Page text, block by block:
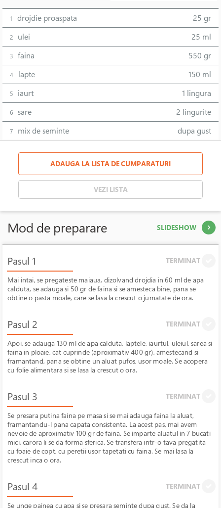
1 drojdie proaspata 25 gr
2 ulei 25 ml
3 faina 550 gr
4 lapte 150 ml
5 iaurt 1 lingura
6 sare 2 lingurite
7 mix de seminte dupa gust
ADAUGA LA LISTA DE CUMPARATURI
VEZI LISTA
Mod de preparare SLIDESHOW
Pasul 1 TERMINAT
Mai intai, se pregateste maiaua, dizolvand drojdia in 60 ml de apa
calduta, se adauga si 50 gr de faina si se amesteca bine, pana se
obtine o pasta moale, care se lasa la crescut o jumatate de ora.
Pasul 2 TERMINAT
Apoi, se adauga 130 ml de apa calduta, laptele, iaurtul, uleiul, sarea si
faina in ploaie, cat cuprinde (aproximativ 400 gr), amestecand si
framantand, pana se obtine un aluat pufos, usor moale. Se acopera
cu folie alimentara si se lasa la crescut o ora.
Pasul 3 TERMINAT
Se presara putina faina pe masa si se mai adauga faina la aluat,
framantandu-l pana capata consistenta. La acest pas, mai avem
nevoie de aproximativ 100 gr de faina. Se imparte aluatul in 7 bucati
mici, carora li se da forma sferica. Se transfera intr-o tava pregatita
cu foaie de copt, cu peretii usor tapetati cu faina. Se mai lasa la
crescut inca o ora.
Pasul 4 TERMINAT
Se unge painea cu apa si se presara seminte dupa gust. Se da la